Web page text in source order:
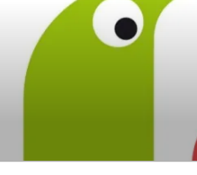
contenu
principal